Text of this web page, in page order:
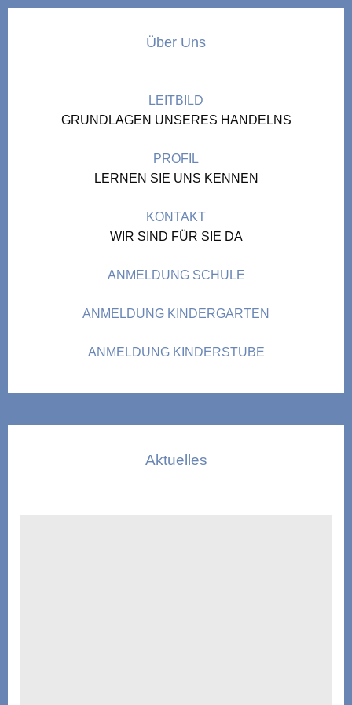
Über Uns
LEITBILD
GRUNDLAGEN UNSERES HANDELNS
PROFIL
LERNEN SIE UNS KENNEN
KONTAKT
WIR SIND FÜR SIE DA
ANMELDUNG SCHULE
ANMELDUNG KINDERGARTEN
ANMELDUNG KINDERSTUBE
Aktuelles